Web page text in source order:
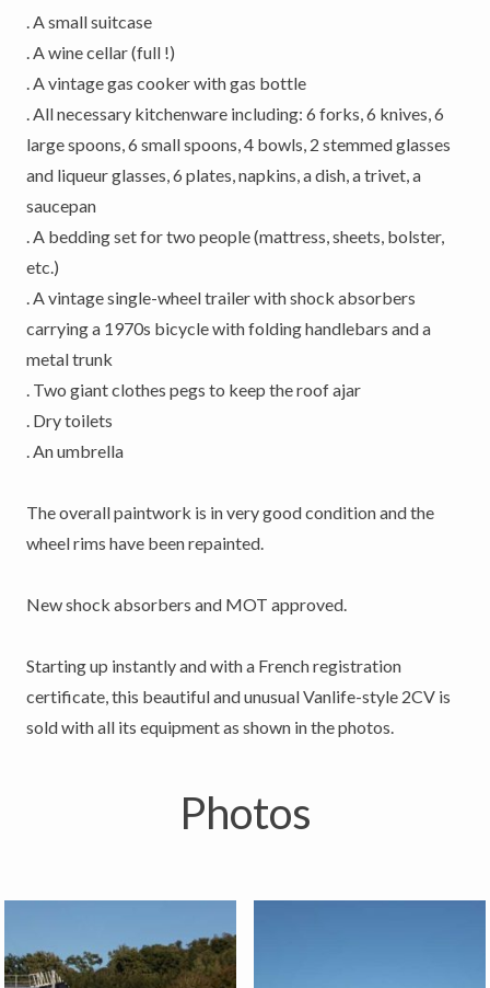
. A small suitcase
. A wine cellar (full !)
. A vintage gas cooker with gas bottle
. All necessary kitchenware including: 6 forks, 6 knives, 6
large spoons, 6 small spoons, 4 bowls, 2 stemmed glasses
and liqueur glasses, 6 plates, napkins, a dish, a trivet, a
saucepan
. A bedding set for two people (mattress, sheets, bolster,
etc.)
. A vintage single-wheel trailer with shock absorbers
carrying a 1970s bicycle with folding handlebars and a
metal trunk
. Two giant clothes pegs to keep the roof ajar
. Dry toilets
. An umbrella
The overall paintwork is in very good condition and the
wheel rims have been repainted.
New shock absorbers and MOT approved.
Starting up instantly and with a French registration
certificate, this beautiful and unusual Vanlife-style 2CV is
sold with all its equipment as shown in the photos.
Photos